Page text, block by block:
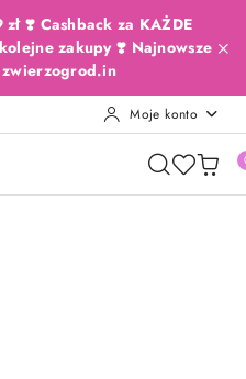
❣️ Cashback za KAŻDE
zakupy ❣️ Najnowsze
Moje konto